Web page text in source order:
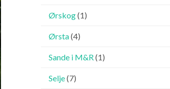
Ørskog(1)
Ørsta(4)
Sande i M&R(1)
Selje(7)